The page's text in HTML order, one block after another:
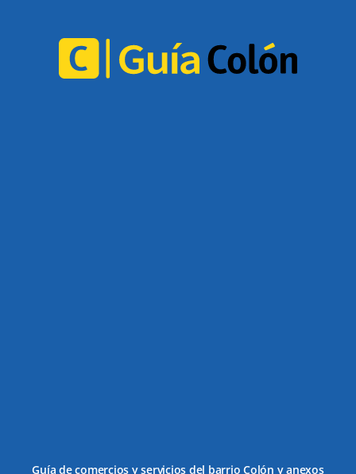
Guía de comercios y servicios del barrio Colón y anexos